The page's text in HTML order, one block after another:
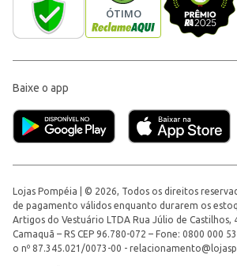
Baixe o app
Lojas Pompéia | © 2026, Todos os direitos
de pagamento válidos enquanto durarem os
Artigos do Vestuário LTDA Rua Júlio de Castilhos,
Camaquã – RS CEP 96.780-072 – Fone: 0800 000
o nº 87.345.021/0073-00 -